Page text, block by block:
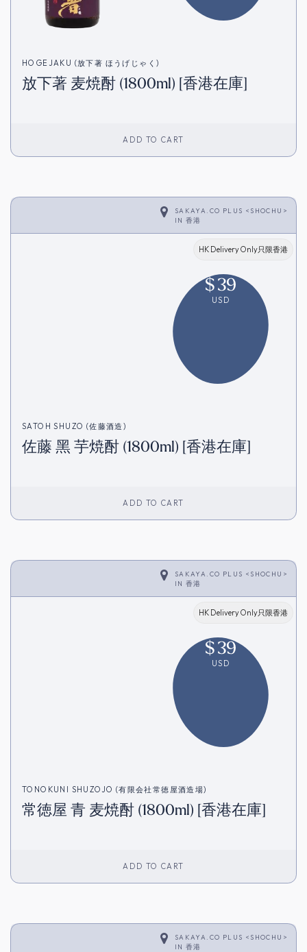
HOGEJAKU (放下著 ほうげじゃく)
放下著 麦焼酎 (1800ml) [香港在庫]
ADD TO CART
SAKAYA.CO PLUS <SHOCHU>
IN 香港
HK Delivery Only只限香港
$39
USD
SATOH SHUZO (佐藤酒造)
佐藤 黑 芋焼酎 (1800ml) [香港在庫]
ADD TO CART
SAKAYA.CO PLUS <SHOCHU>
IN 香港
HK Delivery Only只限香港
$39
USD
TONOKUNI SHUZOJO (有限会社常徳屋酒造場)
常徳屋 青 麦焼酎 (1800ml) [香港在庫]
ADD TO CART
SAKAYA.CO PLUS <SHOCHU>
IN 香港